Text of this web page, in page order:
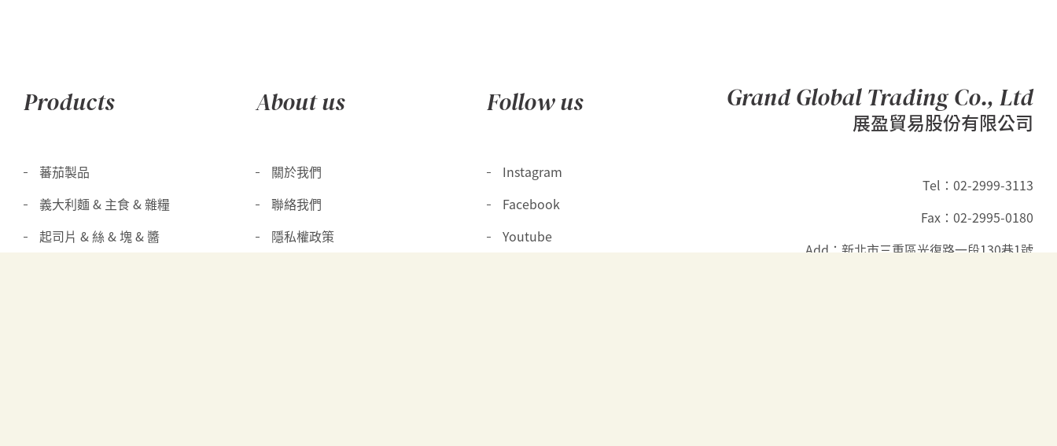
Products
蕃茄製品
義大利麵 & 主食 & 雜糧
起司片 & 絲 & 塊 & 醬
About us
關於我們
聯絡我們
隱私權政策
Follow us
Instagram
Facebook
Youtube
Grand Global Trading Co., Ltd
展盈貿易股份有限公司
Tel：02-2999-3113
Fax：02-2995-0180
Add：新北市三重區光復路一段130巷1號